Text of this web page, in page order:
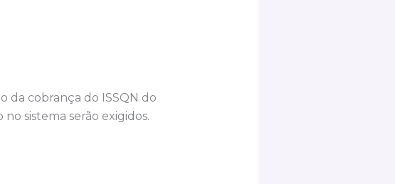
da cobrança do ISSQN do
sistema serão exigidos.